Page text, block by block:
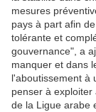
mesures
pays à part afin
tolérante et
gouvernance", a
manquer et dans
l'aboutissement à
penser à
de la Ligue arabe